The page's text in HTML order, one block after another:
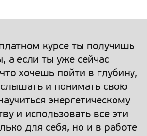
курсе ты получишь
а если ты уже сейчас
хочешь пойти в глубину,
слышать и понимать свою
энергетическому
и использовать все эти
для себя, но и в работе